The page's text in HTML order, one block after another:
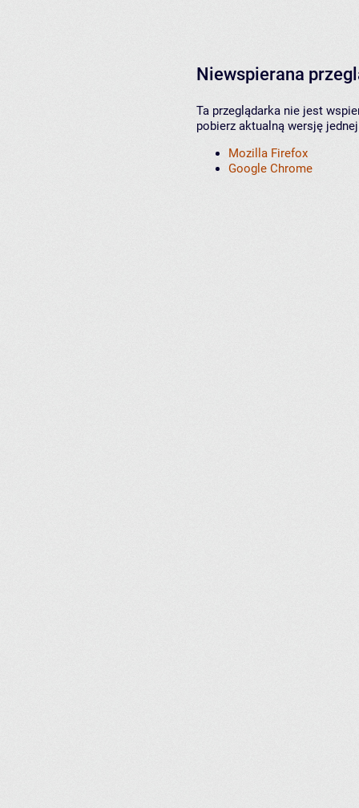
Niewspierana
Ta przeglądarka nie jest
pobierz aktualną wersję
Mozilla Firefox
Google Chrome